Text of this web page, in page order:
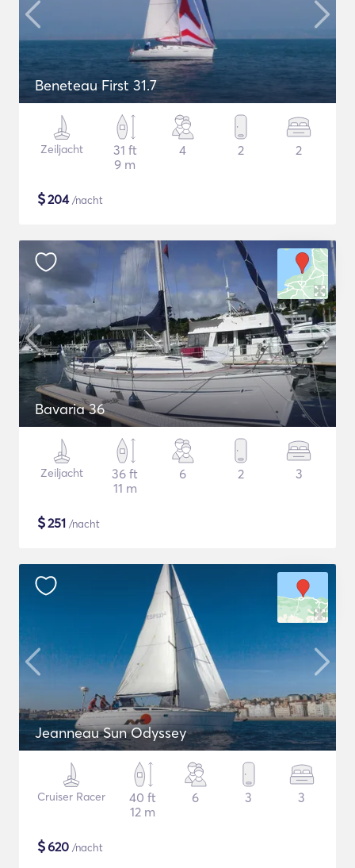
Beneteau First 31.7
Zeiljacht
31 ft
9 m
4 2 2
$204/nacht
Bavaria 36
Zeiljacht
36 ft
11 m
6 2 3
$251 /nacht
Jeanneau Sun Odyssey
Cruiser Racer
40 ft
12 m
6 3 3
$620 /nacht